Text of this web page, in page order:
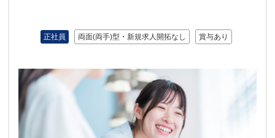
正社員 両面(両手)型・新規求人開拓なし 賞与あり